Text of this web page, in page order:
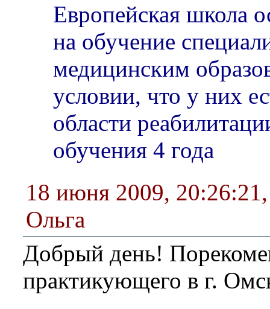
Европейская школа
на обучение
медицинским
условии, что у них
области
обучения 4 года
18 июня 2009, 20:26:21
Ольга
Добрый день!
практикующего в г.